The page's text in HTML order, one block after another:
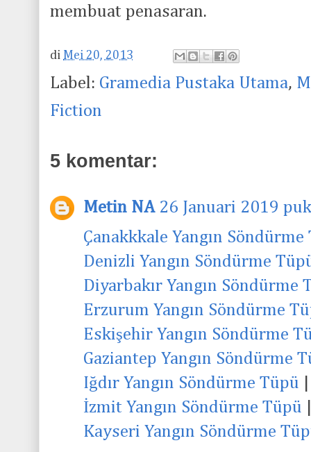
membuat penasaran.
di Mei 20, 2013
Label: Gramedia Pustaka Utama,
Fiction
5 komentar:
Metin NA 26 Januari 2019
Çanakkkale Yangın Söndürme
Denizli Yangın Söndürme
Diyarbakır Yangın Söndürme
Erzurum Yangın Söndürme
Eskişehir Yangın Söndürme
Gaziantep Yangın Söndürme
Iğdır Yangın Söndürme Tüpü
İzmit Yangın Söndürme Tüpü
Kayseri Yangın Söndürme